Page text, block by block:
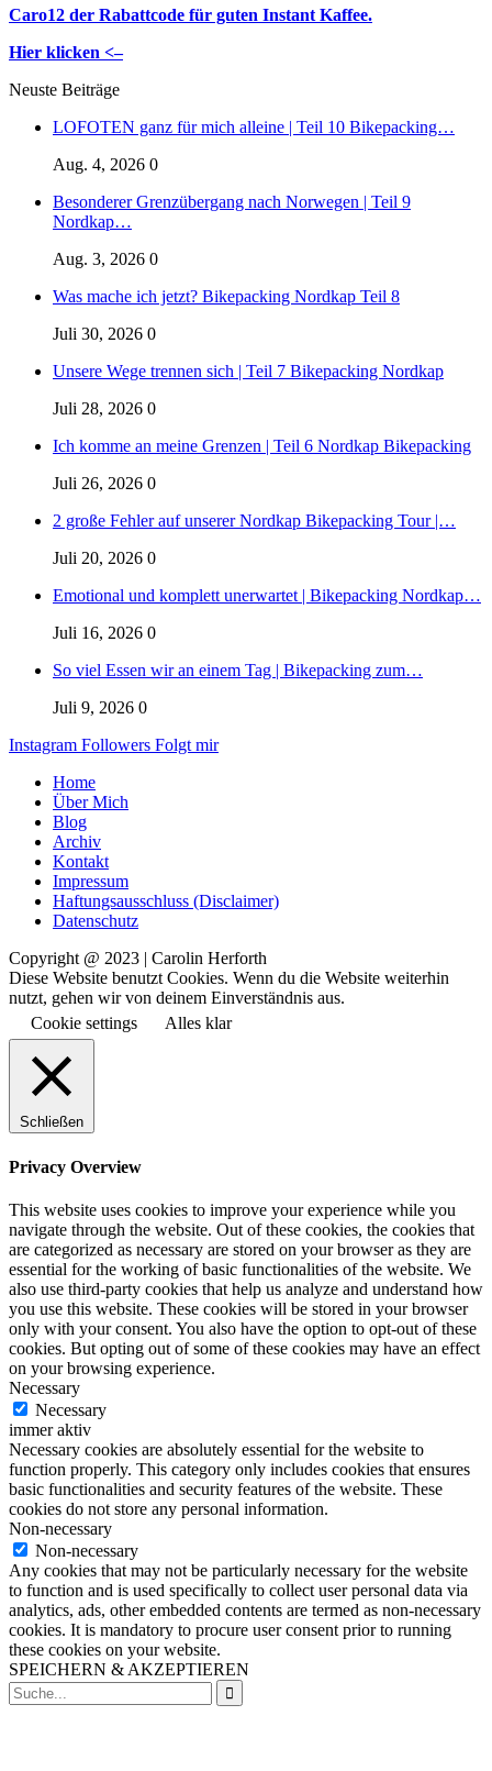
Caro12 der Rabattcode für guten Instant Kaffee.
Hier klicken <–
Neuste Beiträge
LOFOTEN ganz für mich alleine | Teil 10 Bikepacking…
Aug. 4, 2026 0
Besonderer Grenzübergang nach Norwegen | Teil 9
Nordkap…
Aug. 3, 2026 0
Was mache ich jetzt? Bikepacking Nordkap Teil 8
Juli 30, 2026 0
Unsere Wege trennen sich | Teil 7 Bikepacking Nordkap
Juli 28, 2026 0
Ich komme an meine Grenzen | Teil 6 Nordkap Bikepacking
Juli 26, 2026 0
2 große Fehler auf unserer Nordkap Bikepacking Tour |…
Juli 20, 2026 0
Emotional und komplett unerwartet | Bikepacking Nordkap…
Juli 16, 2026 0
So viel Essen wir an einem Tag | Bikepacking zum…
Juli 9, 2026 0
Instagram Followers Folgt mir
Home
Über Mich
Blog
Archiv
Kontakt
Impressum
Haftungsausschluss (Disclaimer)
Datenschutz
Copyright @ 2023 | Carolin Herforth
Diese Website benutzt Cookies. Wenn du die Website weiterhin
nutzt, gehen wir von deinem Einverständnis aus.
Cookie settings
Alles klar
Schließen
Privacy Overview
This website uses cookies to improve your experience while you
navigate through the website. Out of these cookies, the cookies that
are categorized as necessary are stored on your browser as they are
essential for the working of basic functionalities of the website. We
also use third-party cookies that help us analyze and understand how
you use this website. These cookies will be stored in your browser
only with your consent. You also have the option to opt-out of these
cookies. But opting out of some of these cookies may have an effect
on your browsing experience.
Necessary
Necessary
immer aktiv
Necessary cookies are absolutely essential for the website to
function properly. This category only includes cookies that ensures
basic functionalities and security features of the website. These
cookies do not store any personal information.
Non-necessary
Non-necessary
Any cookies that may not be particularly necessary for the website
to function and is used specifically to collect user personal data via
analytics, ads, other embedded contents are termed as non-necessary
cookies. It is mandatory to procure user consent prior to running
these cookies on your website.
SPEICHERN & AKZEPTIEREN